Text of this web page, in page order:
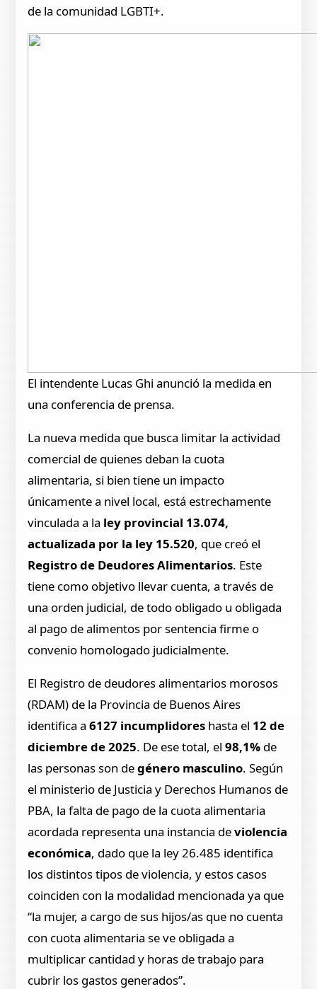
de la comunidad LGBTI+.
El intendente Lucas Ghi anunció la medida en
una conferencia de prensa.
La nueva medida que busca limitar la actividad
comercial de quienes deban la cuota
alimentaria, si bien tiene un impacto
únicamente a nivel local, está estrechamente
vinculada a la ley provincial 13.074,
actualizada por la ley 15.520, que creó el
Registro de Deudores Alimentarios. Este
tiene como objetivo llevar cuenta, a través de
una orden judicial, de todo obligado u obligada
al pago de alimentos por sentencia firme o
convenio homologado judicialmente.
El Registro de deudores alimentarios morosos
(RDAM) de la Provincia de Buenos Aires
identifica a6127 incumplidores hasta el 12 de
diciembre de 2025. De ese total, el98,1% de
las personas son degénero masculino. Según
el ministerio de Justicia y Derechos Humanos de
PBA, la falta de pago de la cuota alimentaria
acordada representa una instancia deviolencia
económica, dado que la ley 26.485 identifica
los distintos tipos de violencia, y estos casos
coinciden con la modalidad mencionada ya que
“la mujer, a cargo de sus hijos/as que no cuenta
con cuota alimentaria se ve obligada a
multiplicar cantidad y horas de trabajo para
cubrir los gastos generados”.